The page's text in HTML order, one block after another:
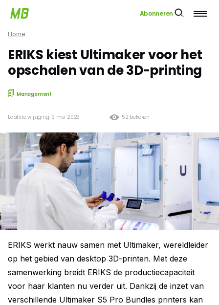
Abonneren
Home
ERIKS kiest Ultimaker voor het
opschalen van de 3D-printing
Management
52 bekeken
Laatste wijziging: 9 mei 2023
ERIKS werkt nauw samen met Ultimaker, wereldleider
op het gebied van desktop 3D-printen. Met deze
samenwerking breidt ERIKS de productiecapaciteit
voor haar klanten nu verder uit. Dankzij de inzet van
verschillende Ultimaker S5 Pro Bundles printers kan